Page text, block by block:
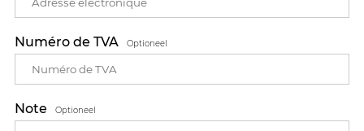
Numéro de TVA Optioneel
Note Optioneel